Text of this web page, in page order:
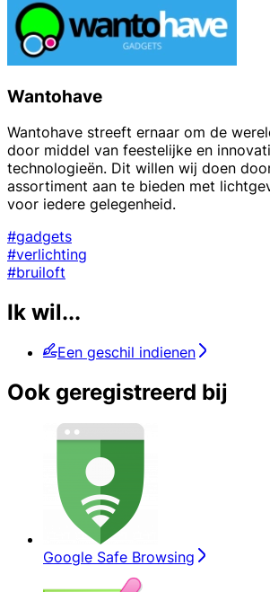
Wantohave
Wantohave streeft ernaar om de
door middel van feestelijke en
technologieën. Dit willen wij doen
assortiment aan te bieden met
voor iedere gelegenheid.
#gadgets
#verlichting
#bruiloft
Ik wil...
Een geschil indienen
Ook geregistreerd bij
Google Safe Browsing